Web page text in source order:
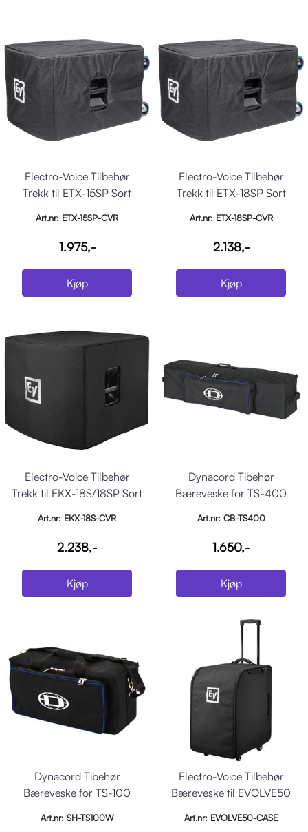
Electro-Voice Tilbehør
Trekk til ETX-15SP Sort
Art.nr: ETX-15SP-CVR
1.975,-
Kjøp
Electro-Voice Tilbehør
Trekk til ETX-18SP Sort
Art.nr: ETX-18SP-CVR
2.138,-
Kjøp
Electro-Voice Tilbehør
Trekk til EKX-18S/18SP Sort
Art.nr: EKX-18S-CVR
2.238,-
Kjøp
Dynacord Tibehør
Bæreveske for TS-400
Art.nr: CB-TS400
1.650,-
Kjøp
Dynacord Tibehør
Bæreveske for TS-100
Art.nr: SH-TS100W
Electro-Voice Tilbehør
Bæreveske til EVOLVE50
Art.nr: EVOLVE50-CASE